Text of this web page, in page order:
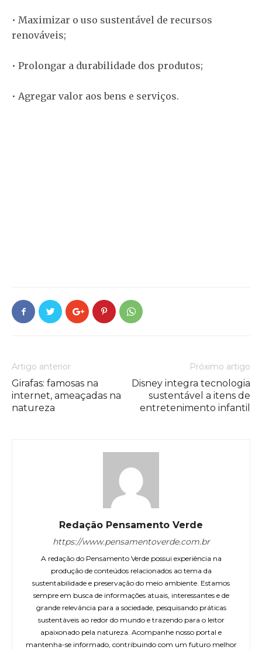
• Maximizar o uso sustentável de recursos
renováveis;
• Prolongar a durabilidade dos produtos;
• Agregar valor aos bens e serviços.
Artigo anterior
Girafas: famosas na
internet, ameaçadas na
natureza
Próximo artigo
Disney integra tecnologia
sustentável a itens de
entretenimento infantil
Redação Pensamento Verde
https://www.pensamentoverde.com.br
A redação do Pensamento Verde possui experiência na
produção de conteúdos relacionados ao tema da
sustentabilidade e preservação do meio ambiente. Estamos
sempre em busca de informações atuais, interessantes e de
grande relevância para a sociedade, pesquisando práticas
sustentáveis ao redor do mundo e trazendo para o leitor
apaixonado pela natureza. Acompanhe nosso portal e
mantenha-se informado, contribuindo com um futuro melhor